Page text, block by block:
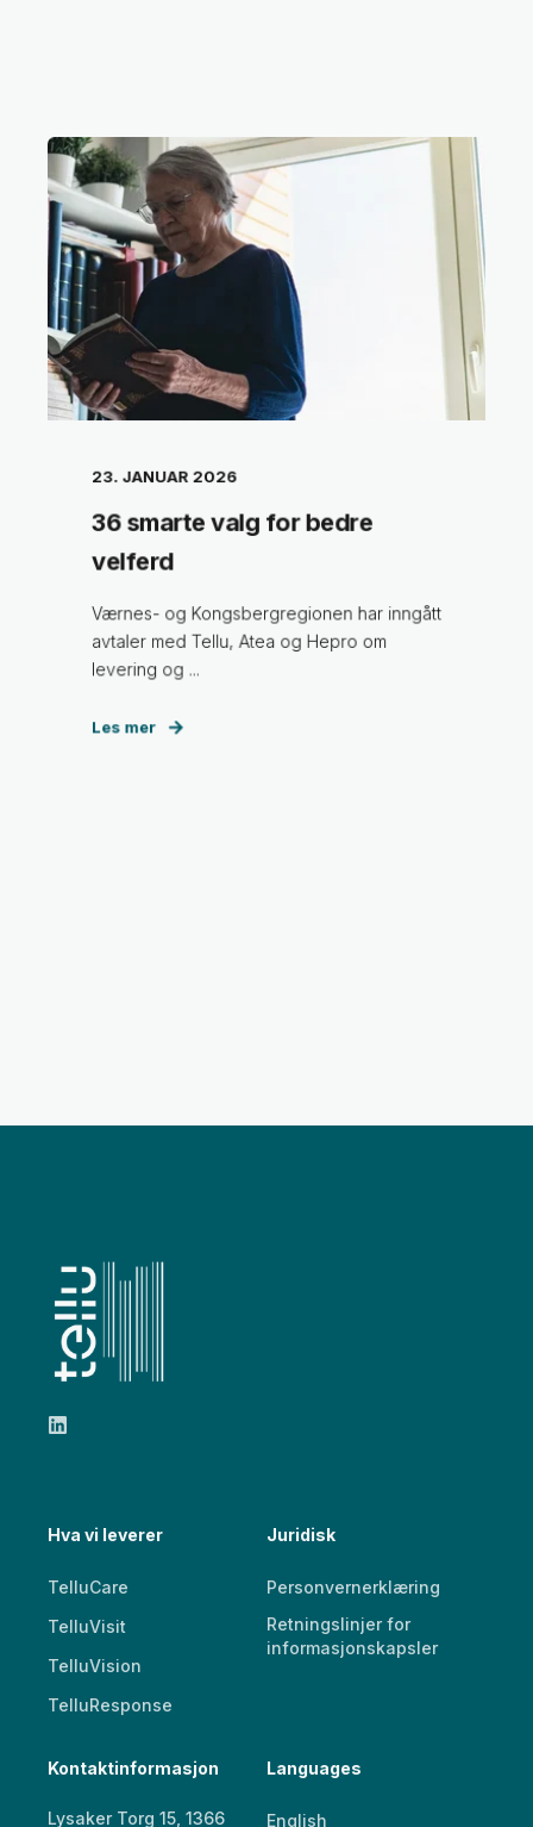
23. JANUAR 2026
36 smarte valg for bedre
velferd
Værnes- og Kongsbergregionen har inngått
avtaler med Tellu, Atea og Hepro om
levering og ...
Les mer
Hva vi leverer
TelluCare
TelluVisit
TelluVision
TelluResponse
Juridisk
Personvernerklæring
Retningslinjer for
informasjonskapsler
Kontaktinformasjon
Lysaker Torg 15, 1366
Languages
English